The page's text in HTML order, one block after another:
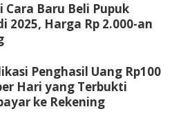
Cara Baru Beli Pupuk
2025, Harga Rp 2.000-an
Penghasil Uang Rp100
Hari yang Terbukti
ke Rekening